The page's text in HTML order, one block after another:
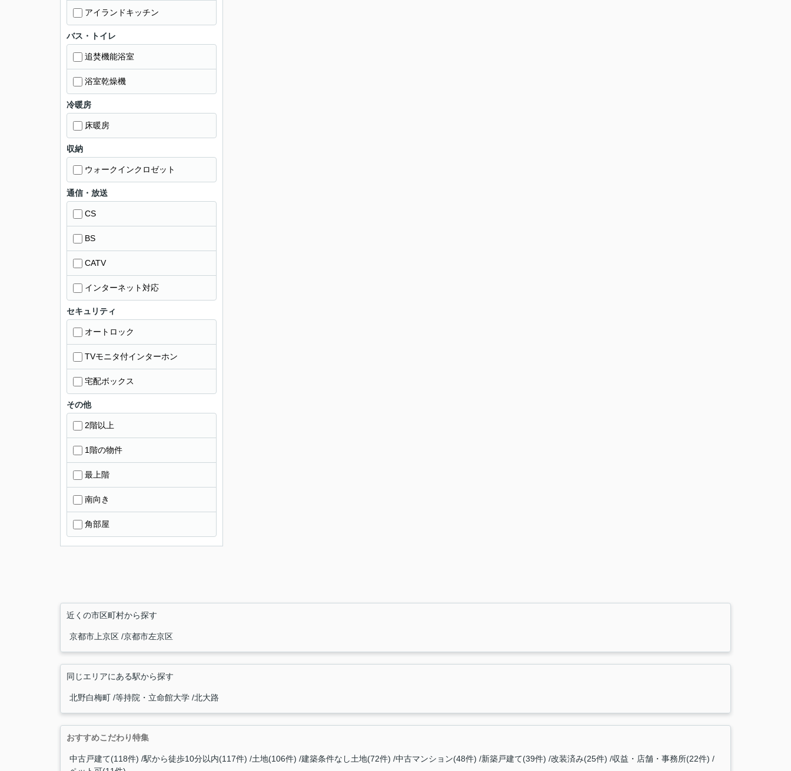
アイランドキッチン
バス・トイレ
追焚機能浴室
浴室乾燥機
冷暖房
床暖房
収納
ウォークインクロゼット
通信・放送
CS
BS
CATV
インターネット対応
セキュリティ
オートロック
TVモニタ付インターホン
宅配ボックス
その他
2階以上
1階の物件
最上階
南向き
角部屋
近くの市区町村から探す
京都市上京区 京都市左京区
同じエリアにある駅から探す
北野白梅町 等持院・立命館大学 北大路
おすすめこだわり特集
中古戸建て(118件) 駅から徒歩10分以内(117件) 土地(106件) 建築条件なし土地(72件) 中古マンション(48件) 新築戸建て(39件) 改装済み(25件)
収益・店舗・事務所(22件)